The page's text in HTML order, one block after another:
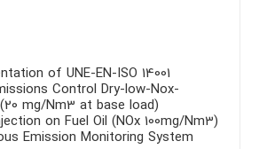
of UNE-EN-ISO 14001
Control Dry-low-Nox-
mg/Nm3 at base load)
on Fuel Oil (NOx 100mg/Nm3)
Emission Monitoring System